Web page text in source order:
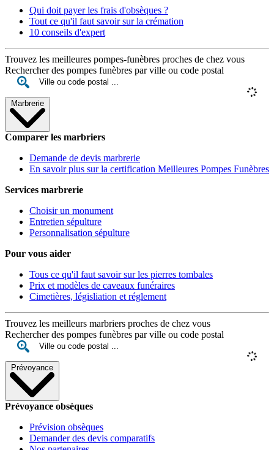
Qui doit payer les frais d'obsèques ?
Tout ce qu'il faut savoir sur la crémation
10 conseils d'expert
Trouvez les meilleures pompes-funèbres proches de chez vous
Rechercher des pompes funèbres par ville ou code postal
Marbrerie
Comparer les marbriers
Demande de devis marbrerie
En savoir plus sur la certification Meilleures Pompes Funèbres
Services marbrerie
Choisir un monument
Entretien sépulture
Personnalisation sépulture
Pour vous aider
Tous ce qu'il faut savoir sur les pierres tombales
Prix et modèles de caveaux funéraires
Cimetières, législiation et réglement
Trouvez les meilleurs marbriers proches de chez vous
Rechercher des pompes funèbres par ville ou code postal
Prévoyance
Prévoyance obsèques
Prévision obsèques
Demander des devis comparatifs